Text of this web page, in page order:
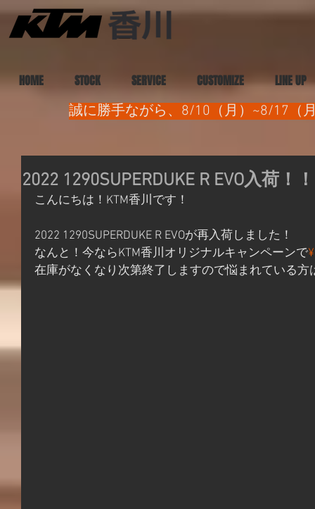
HOME STOCK SERVICE CUSTOMIZE LINE UP
誠に勝手ながら、8/10（月）~8/17（
2022 1290SUPERDUKE R EVO入荷！！
こんにちは！KTM香川です！
2022 1290SUPERDUKE R EVOが再入荷しました！
なんと！今ならKTM香川オリジナルキャンペーンで
在庫がなくなり次第終了しますので悩まれている方